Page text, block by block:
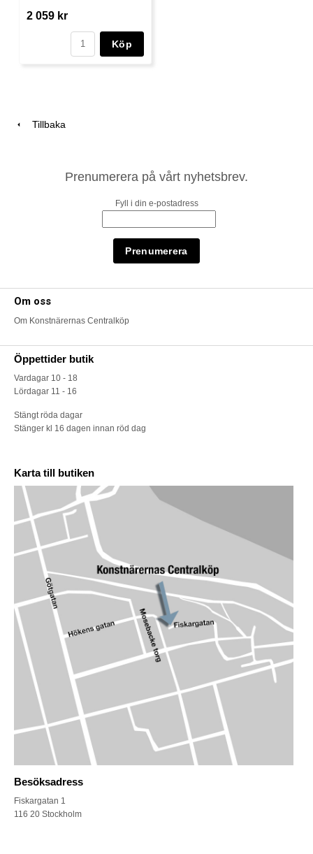
2 059 kr
Köp
Tillbaka
Prenumerera på vårt nyhetsbrev.
Fyll i din e-postadress
Om oss
Om Konstnärernas Centralköp
Öppettider butik
Vardagar 10 - 18
Lördagar 11 - 16
Stängt röda dagar
Stänger kl 16 dagen innan röd dag
Karta till butiken
Besöksadress
Fiskargatan 1
116 20 Stockholm